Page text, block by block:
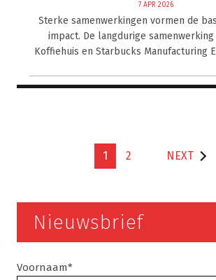
7 APR 2026
Sterke samenwerkingen vormen de
impact. De langdurige
Koffiehuis en Starbucks Manufacturing
1 2 NEXT
Nieuwsbrief
Voornaam*